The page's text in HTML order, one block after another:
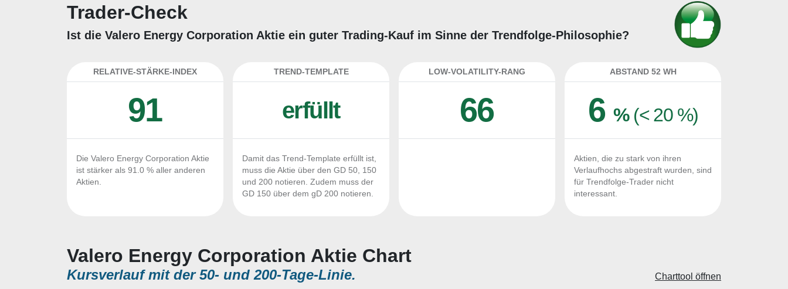
Trader-Check
Ist die Valero Energy Corporation Aktie ein guter Trading-Kauf im Sinne der Trendfolge-Philosophie?
RELATIVE-STÄRKE-INDEX
91
Die Valero Energy Corporation Aktie
ist stärker als 91.0 % aller anderen
Aktien.
TREND-TEMPLATE
erfüllt
Damit das Trend-Template erfüllt ist,
muss die Aktie über den GD 50, 150
und 200 notieren. Zudem muss der
GD 150 über dem gD 200 notieren.
LOW-VOLATILITY-RANG
66
ABSTAND 52 WH
6% (< 20 %)
Aktien, die zu stark von ihren
Verlaufhochs abgestraft wurden, sind
für Trendfolge-Trader nicht
interessant.
Valero Energy Corporation Aktie Chart
Kursverlauf mit der 50- und 200-Tage-Linie. Charttool öffnen